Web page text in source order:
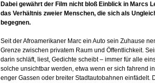
Dabei gewährt der Film nicht bloß Einblick in Marcs
das Verhältnis zweier Menschen, die sich als
begegnen.
Seit der Afroamerikaner Marc ein Auto sein Zuhause
Grenze zwischen privatem Raum und Öffentlichkeit.
darin schläft, liest, Gedichte scheibt – immer für alle
solche unsichtbar werden, etwa wenn er sich fahrend
enger Gassen oder breiter Stadtautobahnen einfädelt.